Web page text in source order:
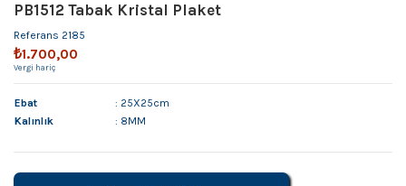
PB1512 Tabak Kristal Plaket
Referans 2185
₺1.700,00
Vergi hariç
Ebat
: 25X25cm
Kalınlık
: 8MM